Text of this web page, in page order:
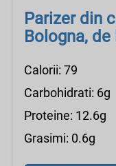
Parizer din
Bologna,
Calorii: 79
Carbohidrati: 6g
Proteine: 12.6g
Grasimi: 0.6g